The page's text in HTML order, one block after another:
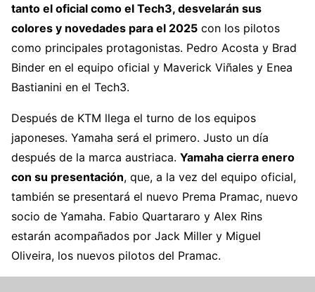
tanto el oficial como el Tech3, desvelarán sus
colores y novedades para el 2025 con los pilotos
como principales protagonistas. Pedro Acosta y Brad
Binder en el equipo oficial y Maverick Viñales y Enea
Bastianini en el Tech3.
Después de KTM llega el turno de los equipos
japoneses. Yamaha será el primero. Justo un día
después de la marca austriaca. Yamaha cierra enero
con su presentación, que, a la vez del equipo oficial,
también se presentará el nuevo Prema Pramac, nuevo
socio de Yamaha. Fabio Quartararo y Alex Rins
estarán acompañados por Jack Miller y Miguel
Oliveira, los nuevos pilotos del Pramac.